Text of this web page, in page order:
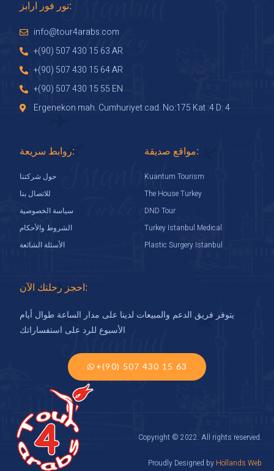
تور فور ارابز:
info@tour4arabs.com
+(90) 507 430 15 63 AR
+(90) 507 430 15 64 AR
+(90) 507 430 15 55 EN
Ergenekon mah. Cumhuriyet cad. No:175 Kat :4 D: 4
روابط سريعة:
حول شركتنا
للاتصال بنا
سياسة الخصوصية
الشروط والأحكام
الأسئلة الشائعة
مواقع صديقة:
Kuantum Tourism
The House Turkey
DND Tour
Turkey Istanbul Medical
Plastic Surgery Istanbul
احجز رحلتك الآن:
يتوفر فريق الدعم والمبيعات لدينا على مدار الساعة طوال أيام
الأسبوع للرد على استفساراتك
+(90) 507 430 15 63
Proudly Designed by Hollands Web
Copyright © 2022. All rights reserved.